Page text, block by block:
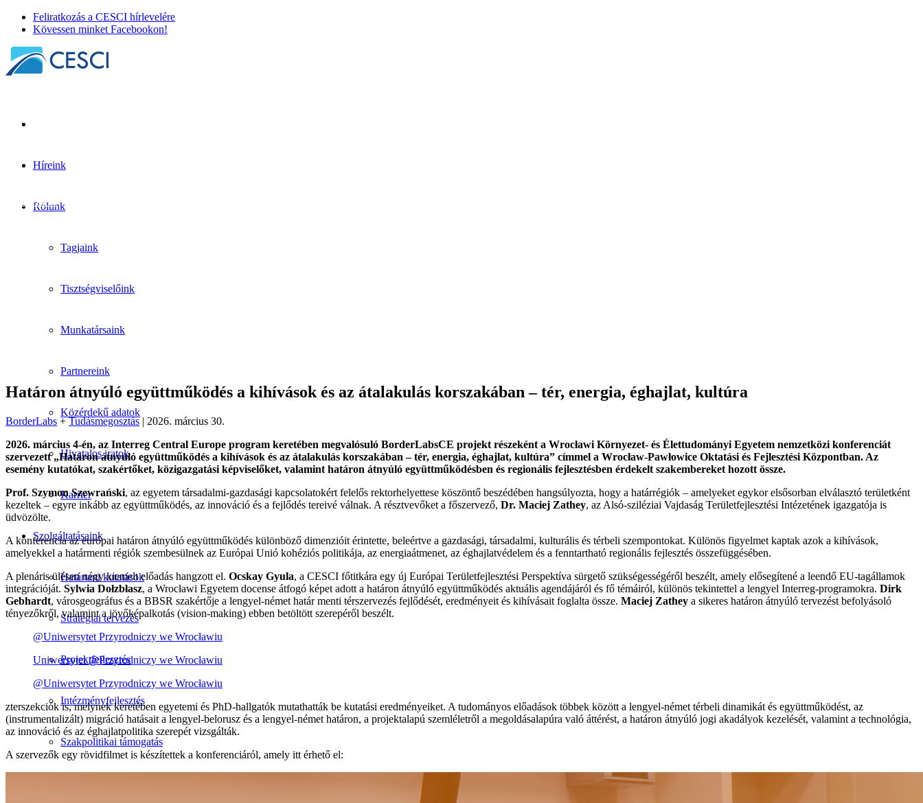
Feliratkozás a CESCI hírlevelére
Kövessen minket Facebookon!
Híreink
Rólunk
Tagjaink
Tisztségviselőink
Munkatársaink
Partnereink
Közérdekű adatok
Hivatalos iratok
Karrier
Szolgáltatásaink
Határtani kutatások
Stratégiai tervezés
Projektfejlesztés
Intézményfejlesztés
Szakpolitikai támogatás
Határon átnyúló együttműködés a kihívások és az átalakulás korszakában – tér, energia, éghajlat, kultúra
BorderLabs +
Határon átnyúló együttműködés a kihívások és az átalakulás korszakában – tér, energia, éghajlat, kultúra
BorderLabs +Tudásmegosztás| 2026. március 30.
2026. március 4-én, az Interreg Central Europe program keretében megvalósuló BorderLabsCE projekt részeként a Wrocławi Környezet- és Élettudományi Egyetem nemzetközi konferenciát
szervezett „Határon átnyúló együttműködés a kihívások és az átalakulás korszakában – tér, energia, éghajlat, kultúra” címmel a Wrocław-Pawłowice Oktatási és Fejlesztési Központban. Az
esemény kutatókat, szakértőket, közigazgatási képviselőket, valamint határon átnyúló együttműködésben és regionális fejlesztésben érdekelt szakembereket hozott össze.
Prof. Szymon Szewrański, az egyetem társadalmi-gazdasági kapcsolatokért felelős rektorhelyettese köszöntő beszédében hangsúlyozta, hogy a határrégiók – amelyeket egykor elsősorban elválasztó területként
kezeltek – egyre inkább az együttműködés, az innováció és a fejlődés tereivé válnak. A résztvevőket a főszervező, Dr. Maciej Zathey, az Alsó-sziléziai Vajdaság Területfejlesztési Intézetének igazgatója is
üdvözölte.
A konferencia az európai határon átnyúló együttműködés különböző dimenzióit érintette, beleértve a gazdasági, társadalmi, kulturális és térbeli szempontokat. Különös figyelmet kaptak azok a kihívások,
amelyekkel a határmenti régiók szembesülnek az Európai Unió kohéziós politikája, az energiaátmenet, az éghajlatvédelem és a fenntartható regionális fejlesztés összefüggésében.
A plenáris ülésen négy kiemelt előadás hangzott el. Ocskay Gyula, a CESCI főtitkára egy új Európai Területfejlesztési Perspektíva sürgető szükségességéről beszélt, amely elősegítené a leendő EU-tagállamok
integrációját. Sylwia Dołzbłasz, a Wrocławi Egyetem docense átfogó képet adott a határon átnyúló együttműködés aktuális agendájáról és fő témáiról, különös tekintettel a lengyel Interreg-programokra. Dirk
Gebhardt, városgeográfus és a BBSR szakértője a lengyel-német határ menti térszervezés fejlődését, eredményeit és kihívásait foglalta össze. Maciej Zathey a sikeres határon átnyúló tervezést befolyásoló
tényezőkről, valamint a jövőképalkotás (vision-making) ebben betöltött szerepéről beszélt.
@Uniwersytet Przyrodniczy we Wrocławiu
Uniwersytet @Przyrodniczy we Wrocławiu
@Uniwersytet Przyrodniczy we Wrocławiu
zterszekciók is, melynek keretében egyetemi és PhD-hallgatók mutathatták be kutatási eredményeiket. A tudományos előadások többek között a lengyel-német térbeli dinamikát és együttműködést, az
(instrumentalizált) migráció hatásait a lengyel-belorusz és a lengyel-német határon, a projektalapú szemléletről a megoldásalapúra való áttérést, a határon átnyúló jogi akadályok kezelését, valamint a technológia,
az innováció és az éghajlatpolitika szerepét vizsgálták.
A szervezők egy rövidfilmet is készítettek a konferenciáról, amely itt érhető el: